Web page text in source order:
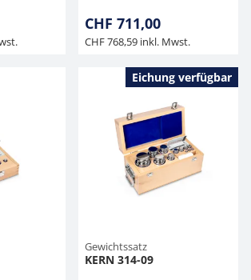
CHF 711,00
CHF 768,59 inkl. Mwst.
Eichung verfügbar
Gewichtssatz
KERN 314-09